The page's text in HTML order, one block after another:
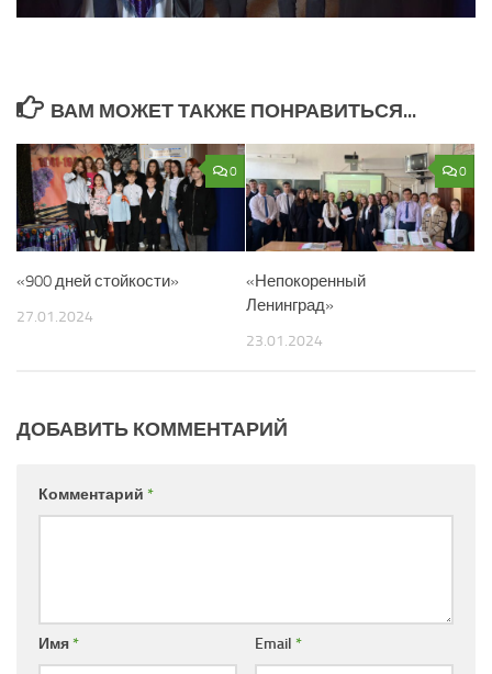
ВАМ МОЖЕТ ТАКЖЕ ПОНРАВИТЬСЯ...
0
«900 дней стойкости»
27.01.2024
0
«Непокоренный
Ленинград»
23.01.2024
ДОБАВИТЬ КОММЕНТАРИЙ
Комментарий *
Имя* Email *